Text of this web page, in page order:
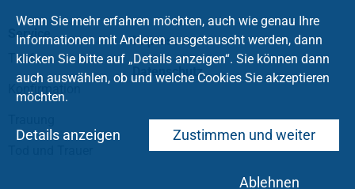
Service
Taufe
Konfirmation
Impressum
Datenschutz
Wenn Sie mehr erfahren möchten, auch wie genau Ihre
Informationen mit Anderen ausgetauscht werden, dann
klicken Sie bitte auf „Details anzeigen“. Sie können dann
auch auswählen, ob und welche Cookies Sie akzeptieren
möchten.
Zustimmen und weiter
Details anzeigen
Ablehnen